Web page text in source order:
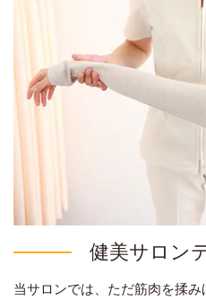
健美サロン
当サロンでは、ただ筋肉を揉